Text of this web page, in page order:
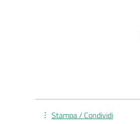
Stampa / Condividi